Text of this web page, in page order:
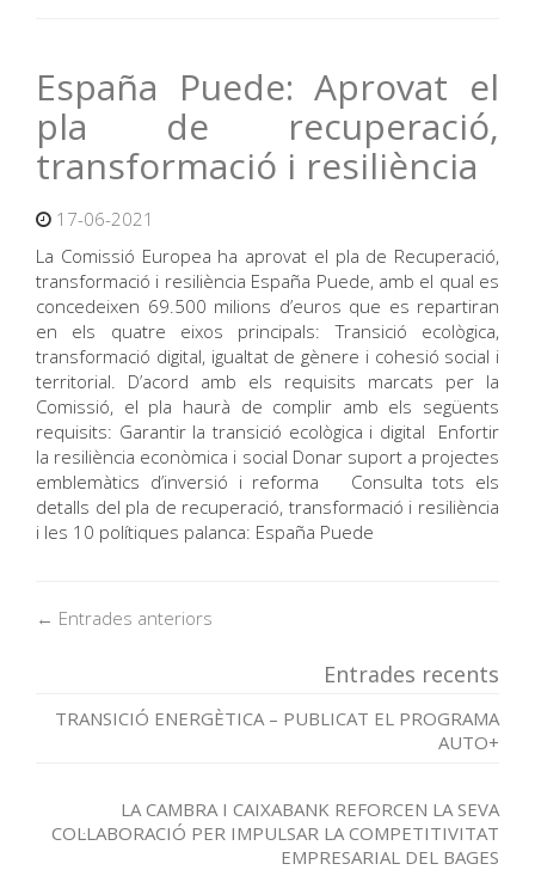
España Puede: Aprovat el
pla de recuperació,
transformació i resiliència
17-06-2021
La Comissió Europea ha aprovat el pla de Recuperació,
transformació i resiliència España Puede, amb el qual es
concedeixen 69.500 milions d’euros que es repartiran
en els quatre eixos principals: Transició ecològica,
transformació digital, igualtat de gènere i cohesió social i
territorial. D’acord amb els requisits marcats per la
Comissió, el pla haurà de complir amb els següents
requisits: Garantir la transició ecològica i digital Enfortir
la resiliència econòmica i social Donar suport a projectes
emblemàtics d’inversió i reforma Consulta tots els
detalls del pla de recuperació, transformació i resiliència
i les 10 polítiques palanca: España Puede
← Entrades anteriors
Entrades recents
TRANSICIÓ ENERGÈTICA – PUBLICAT EL PROGRAMA
AUTO+
LA CAMBRA I CAIXABANK REFORCEN LA SEVA
COL·LABORACIÓ PER IMPULSAR LA COMPETITIVITAT
EMPRESARIAL DEL BAGES